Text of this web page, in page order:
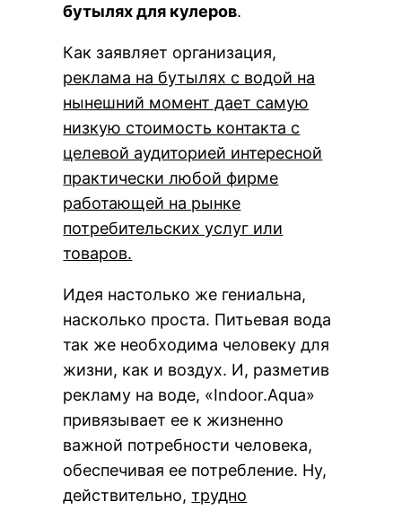
бутылях для кулеров.
Как заявляет организация,
реклама на бутылях с водой на
нынешний момент дает самую
низкую стоимость контакта с
целевой аудиторией интересной
практически любой фирме
работающей на рынке
потребительских услуг или
товаров.
Идея настолько же гениальна,
насколько проста. Питьевая вода
так же необходима человеку для
жизни, как и воздух. И, разметив
рекламу на воде, «Indoor.Aqua»
привязывает ее к жизненно
важной потребности человека,
обеспечивая ее потребление. Ну,
действительно,трудно